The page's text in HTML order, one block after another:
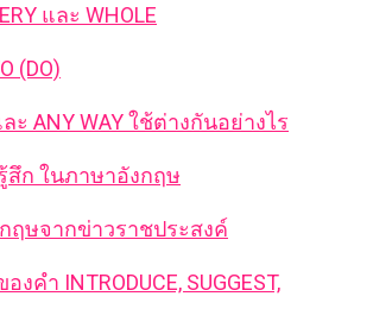
และ WHOLE
(DO)
ละ ANY WAY ใช้ต่างกันอย่างไร
ก ในภาษาอังกฤษ
ฤษจากข่าวราชประสงค์
คำ INTRODUCE, SUGGEST,